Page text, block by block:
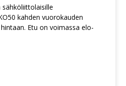
sähköliittolaisille
kahden vuorokauden
Etu on voimassa elo-